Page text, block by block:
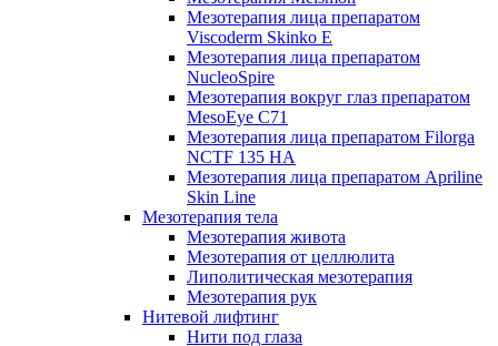
Мезотерапия лица препаратом
Viscoderm Skinko E
Мезотерапия лица препаратом
NucleoSpire
Мезотерапия вокруг глаз препаратом
MesoEye С71
Мезотерапия лица препаратом Filorga
NCTF 135 HA
Мезотерапия лица препаратом Apriline
Skin Line
Мезотерапия тела
Мезотерапия живота
Мезотерапия от целлюлита
Липолитическая мезотерапия
Мезотерапия рук
Нитевой лифтинг
Нити под глаза